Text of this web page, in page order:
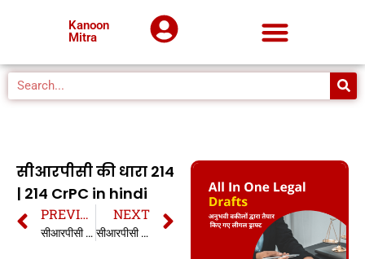
Kanoon
Mitra
सीआरपीसी की धारा 214
| 214 CrPC in hindi
PREVIOUS
सीआरपीसी की धारा 213 | 213 CrPC in hindi
NEXT
सीआरपीसी की धारा 215 | 215 CrPC in hindi